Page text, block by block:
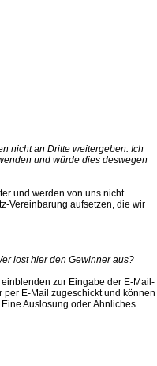
nicht an Dritte weitergeben. Ich
und würde dies deswegen
und werden von uns nicht
Vereinbarung aufsetzen, die wir
lost hier den Gewinner aus?
zur Eingabe der E-Mail-
E-Mail zugeschickt und können
Auslosung oder Ähnliches